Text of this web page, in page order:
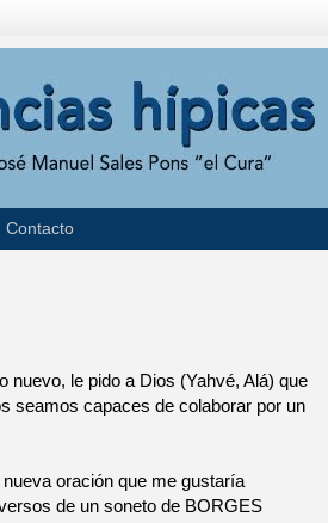
Contacto
nuevo, le pido a Dios (Yahvé, Alá) que
seamos capaces de colaborar por un
oración que me gustaría
de un soneto de BORGES